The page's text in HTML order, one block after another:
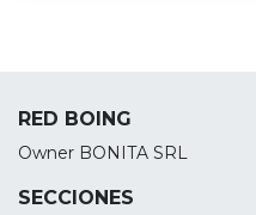
RED BOING
Owner BONITA SRL
SECCIONES